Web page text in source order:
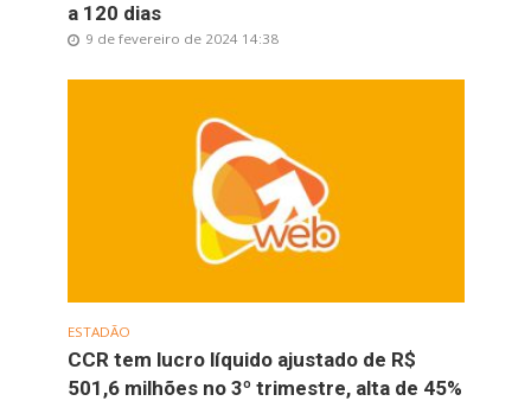
a 120 dias
9 de fevereiro de 2024 14:38
ESTADÃO
CCR tem lucro líquido ajustado de R$
501,6 milhões no 3º trimestre, alta de 45%